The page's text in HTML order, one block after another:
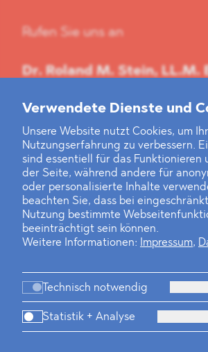
Verwendete Dienste und
Unsere Website nutzt Cookies, um
Nutzungserfahrung zu verbessern.
sind essentiell für das Funktionieren
der Seite, während andere für
oder personalisierte Inhalte
beachten Sie, dass bei
Nutzung bestimmte
beeinträchtigt sein können.
Weitere Informationen:
Impressum,
Technisch notwendig
Statistik + Analyse
Rufen Sie uns an
Dr. Roland M. Stein, LL.M.
M+49 172 763 7575
Dr. Laura Louca
T+49 30 214 802 700